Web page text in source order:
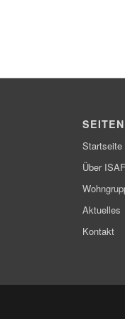
SEITEN
Startseite
Über ISAF
Aktuelles
Kontakt